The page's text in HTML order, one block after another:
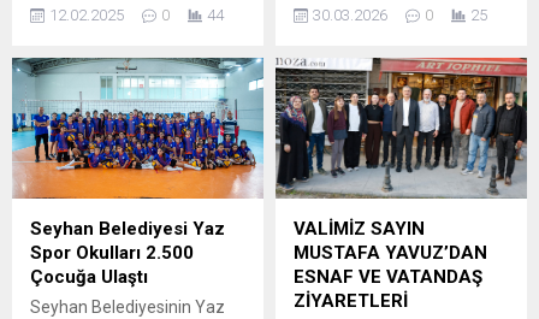
hayatını kaybeden Adana
Özel Kalem Müdürü Samet
Güdük’ün adını, doğup
büyüdüğü Karayusuflu
Mahallesi’nde açılan park ve
spor kompleksine verdi.
Güdük’ün ailesinin de
katıldığı açılış töreninde
duygusal anlar yaşandı.
Geçtiğimiz yıl Büyükşehir
Belediyesi binasındaki
12.02.2025 0 44
TÜYAP Adana Uluslararası
kapılarını açan “Çukurova
İnşaat, Yapı, Dekorasyon ve
Enerji Fuarı” kapsamında
sektörel ve akademik
çalışmalarıyla dikkat çekti.
Federasyon bu kapsamda,
“Adana’nın Kentsel
Dönüşüm Sınavı” başlıklı
paneli ve bu yıl 18’incisi
düzenlenen “İlk Baretim...
30.03.2026 0 25
Seyhan Belediyesi Yaz
Spor Okulları 2.500
Çocuğa Ulaştı
Seyhan Belediyesinin Yaz
VALİMİZ SAYIN
MUSTAFA YAVUZ’DAN
ESNAF VE VATANDAŞ
ZİYARETLERİ